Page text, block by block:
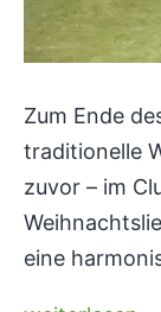
Zum Ende
traditionelle
zuvor – im
eine